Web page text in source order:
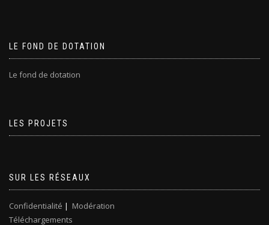
LE FOND DE DOTATION
Le fond de dotation
LES PROJETS
SUR LES RÉSEAUX
Confidentialité | Modération
Téléchargements